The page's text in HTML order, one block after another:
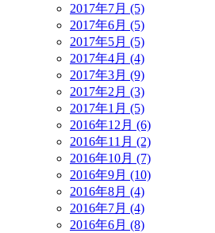
2017年7月 (5)
2017年6月 (5)
2017年5月 (5)
2017年4月 (4)
2017年3月 (9)
2017年2月 (3)
2017年1月 (5)
2016年12月 (6)
2016年11月 (2)
2016年10月 (7)
2016年9月 (10)
2016年8月 (4)
2016年7月 (4)
2016年6月 (8)